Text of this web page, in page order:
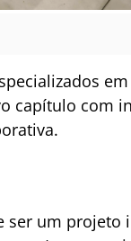
capítulo com
ser um